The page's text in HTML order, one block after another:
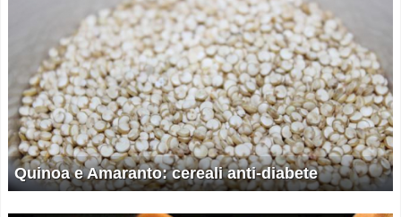
Quinoa e Amaranto: cereali anti-diabete